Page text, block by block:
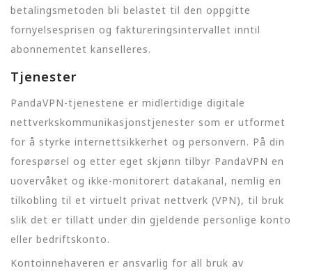
betalingsmetoden bli belastet til den oppgitte
fornyelsesprisen og faktureringsintervallet inntil
abonnementet kanselleres.
Tjenester
PandaVPN-tjenestene er midlertidige digitale
nettverkskommunikasjonstjenester som er utformet
for å styrke internettsikkerhet og personvern. På din
forespørsel og etter eget skjønn tilbyr PandaVPN en
uovervåket og ikke-monitorert datakanal, nemlig en
tilkobling til et virtuelt privat nettverk (VPN), til bruk
slik det er tillatt under din gjeldende personlige konto
eller bedriftskonto.
Kontoinnehaveren er ansvarlig for all bruk av